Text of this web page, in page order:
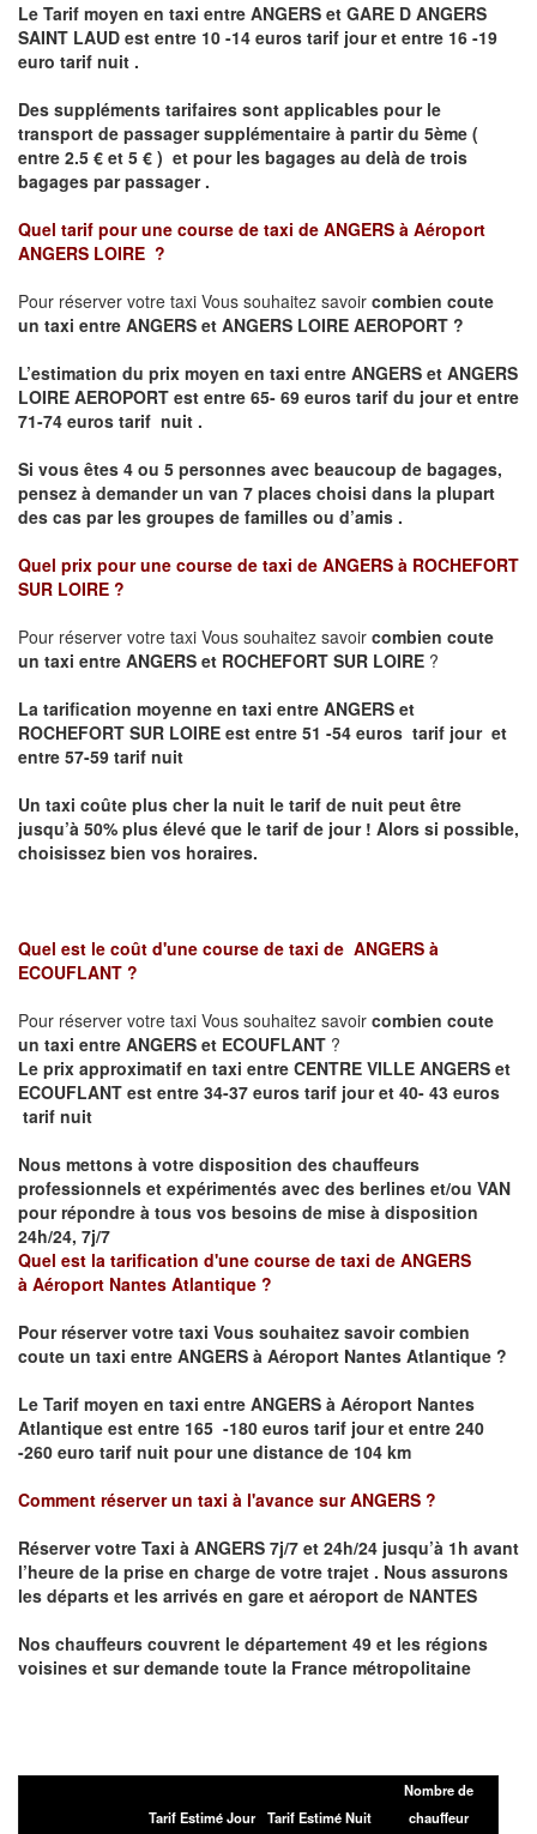
Le Tarif moyen en taxi entre ANGERS et GARE D ANGERS
SAINT LAUD est entre 10 -14 euros tarif jour et entre 16 -19
euro tarif nuit .
Des suppléments tarifaires sont applicables pour le
transport de passager supplémentaire à partir du 5ème (
entre 2.5 € et 5 € ) et pour les bagages au delà de trois
bagages par passager .
Quel tarif pour une course de taxi de ANGERS à Aéroport
ANGERS LOIRE ?
Pour réserver votre taxi Vous souhaitez savoir combien coute
un taxi entre ANGERS et ANGERS LOIRE AEROPORT ?
L’estimation du prix moyen en taxi entre ANGERS et ANGERS
LOIRE AEROPORT est entre 65- 69 euros tarif du jour et entre
71-74 euros tarif nuit .
Si vous êtes 4 ou 5 personnes avec beaucoup de bagages,
pensez à demander un van 7 places choisi dans la plupart
des cas par les groupes de familles ou d’amis .
Quel prix pour une course de taxi de ANGERS à ROCHEFORT
SUR LOIRE ?
Pour réserver votre taxi Vous souhaitez savoir combien coute
un taxi entre ANGERS et ROCHEFORT SUR LOIRE ?
La tarification moyenne en taxi entre ANGERS et
ROCHEFORT SUR LOIRE est entre 51 -54 euros tarif jour et
entre 57-59 tarif nuit
Un taxi coûte plus cher la nuit le tarif de nuit peut être
jusqu’à 50% plus élevé que le tarif de jour ! Alors si possible,
choisissez bien vos horaires.
Quel est le coût d'une course de taxi de ANGERS à
ECOUFLANT ?
Pour réserver votre taxi Vous souhaitez savoir combien coute
un taxi entre ANGERS et ECOUFLANT ?
Le prix approximatif en taxi entre CENTRE VILLE ANGERS et
ECOUFLANT est entre 34-37 euros tarif jour et 40- 43 euros
tarif nuit
Nous mettons à votre disposition des chauffeurs
professionnels et expérimentés avec des berlines et/ou VAN
pour répondre à tous vos besoins de mise à disposition
24h/24, 7j/7
Quel est la tarification d'une course de taxi de ANGERS
à Aéroport Nantes Atlantique ?
Pour réserver votre taxi Vous souhaitez savoircombien
coute un taxi entre ANGERS à Aéroport Nantes Atlantique ?
Le Tarif moyen en taxi entre ANGERS à Aéroport Nantes
Atlantique est entre 165 -180 euros tarif jour et entre 240
-260 euro tarif nuit pour une distance de 104 km
Comment réserver un taxi à l'avance surANGERS ?
Réserver votre Taxi à ANGERS 7j/7 et 24h/24 jusqu’à 1h avant
l’heure de la prise en charge de votre trajet . Nous assurons
les départs et les arrivés en gare et aéroport de NANTES
Nos chauffeurs couvrent le département 49 et les régions
voisines et sur demande toute la France métropolitaine
Tarif Estimé Jour Tarif Estimé Nuit
Nombre de
chauffeur